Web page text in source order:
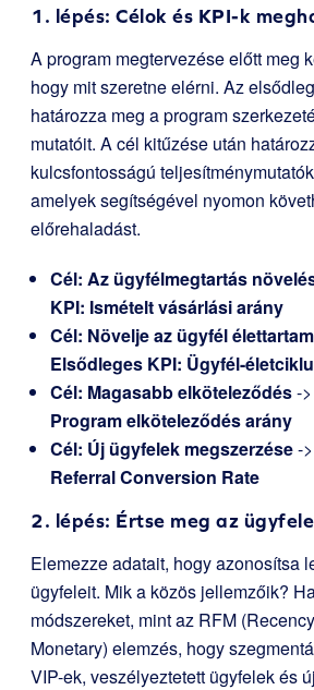
1. lépés: Célok és KPI-k
A program megtervezése előtt meg
hogy mit szeretne elérni. Az
határozza meg a program
mutatóit. A cél kitűzése után
kulcsfontosságú
amelyek segítségével nyomon
előrehaladást.
Cél: Az ügyfélmegtartás
KPI: Ismételt vásárlási arány
Cél: Növelje az ügyfél
Elsődleges KPI: Ügyfél-
Cél: Magasabb elköteleződés->
Program elköteleződés arány
Cél: Új ügyfelek megszerzése->
Referral Conversion Rate
2. lépés: Értse meg az
Elemezze adatait, hogy azonosítsa
ügyfeleit. Mik a közös jellemzőik?
módszereket, mint az RFM
Monetary) elemzés, hogy
VIP-ek, veszélyeztetett ügyfelek és